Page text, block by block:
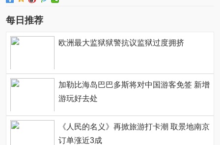
每日推荐
欧洲最大监狱狱警抗议监狱过度拥挤
加勒比海岛巴巴多斯将对中国游客免签 新增
游玩好去处
《人民的名义》再掀旅游打卡潮 取景地南京
订单涨近3成